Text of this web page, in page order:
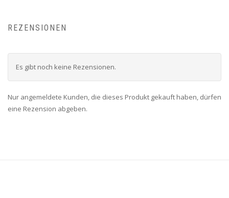
REZENSIONEN
Es gibt noch keine Rezensionen.
Nur angemeldete Kunden, die dieses Produkt gekauft haben, dürfen
eine Rezension abgeben.